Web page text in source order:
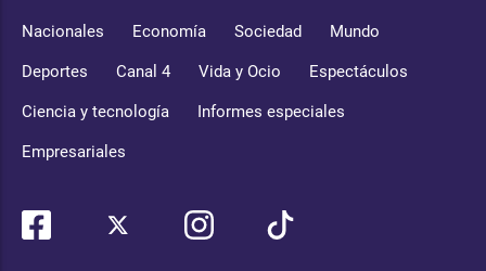
Nacionales Economía Sociedad Mundo
Deportes Canal 4 Vida y Ocio Espectáculos
Ciencia y tecnología Informes especiales
Empresariales